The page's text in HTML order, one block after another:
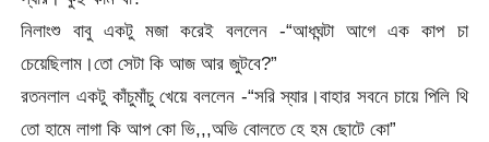
নিলাংশু বাবু একটু মজা করেই বললেন -“আধঘন্টা আগে এক কাপ চা
চেয়েছিলাম।তো সেটা কি আজ আর জুটবে?”
রতনলাল একটু কাঁচুমাঁচু খেয়ে বললেন -“সরি স্যার।বাহার সবনে চায়ে পিলি থি
তো হামে লাগা কি আপ কো ভি,,,অভি বোলতে হে হম ছোটে কো”